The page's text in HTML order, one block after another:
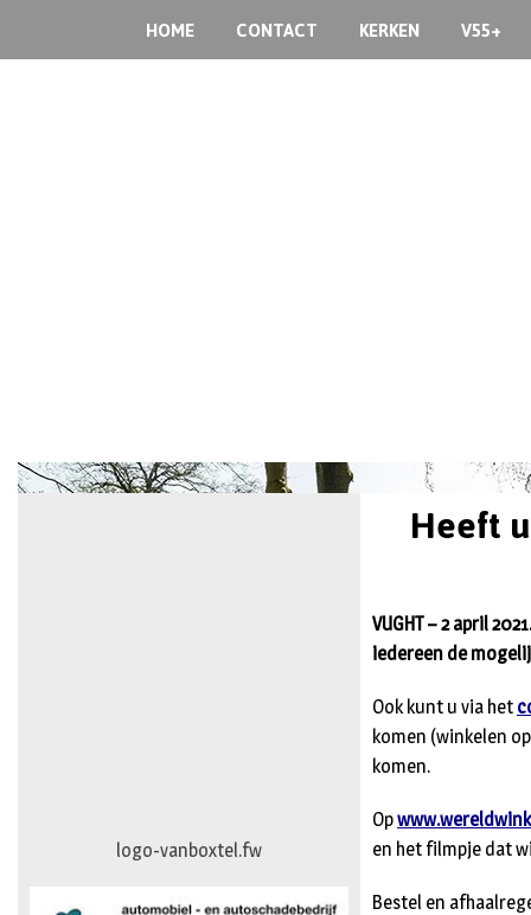
HOME CONTACT KERKEN V55+
logo-vanboxtel.fw
Heeft
VUGHT – 2 april
iedereen de
Ook kunt u via het
komen (winkelen
komen.
Op
en het filmpje dat
Bestel en